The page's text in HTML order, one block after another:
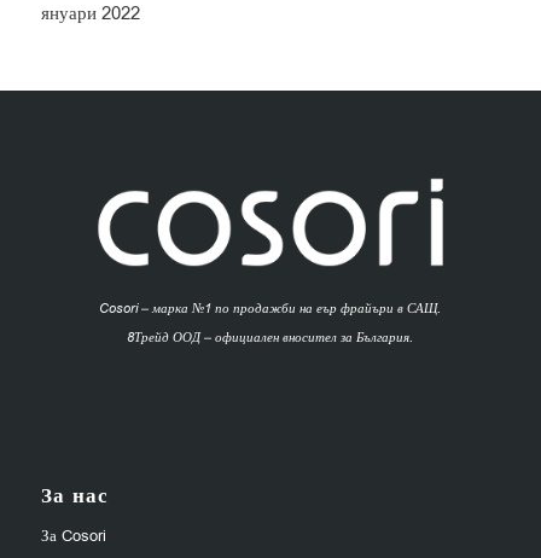
януари 2022
Cosori – марка №1 по продажби на еър фрайъри в САЩ.
8Трейд ООД – официален вносител за България.
За нас
За Cosori